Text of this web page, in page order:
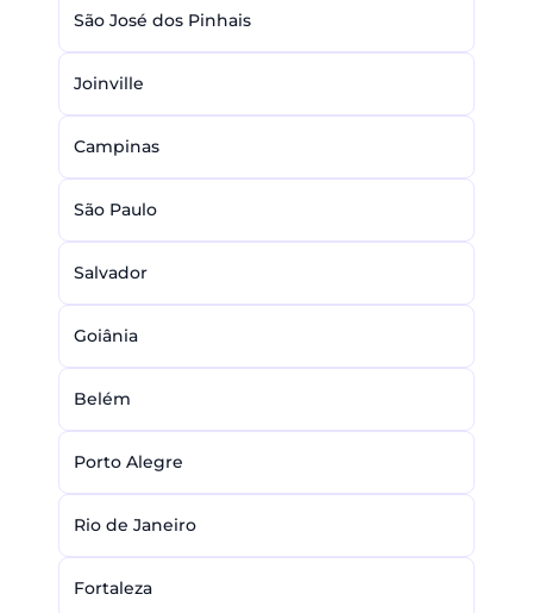
São José dos Pinhais
Joinville
Campinas
São Paulo
Salvador
Goiânia
Belém
Porto Alegre
Rio de Janeiro
Fortaleza